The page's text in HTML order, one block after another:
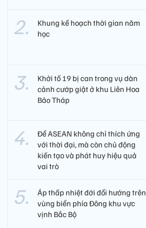
Khung kế hoạch thời gian năm
học
Khởi tố 19 bị can trong vụ dàn
cảnh cướp giật ở khu Liên Hoa
Bảo Tháp
Để ASEAN không chỉ thích ứng
với thời đại, mà còn chủ động
kiến tạo và phát huy hiệu quả
vai trò
Áp thấp nhiệt đới đổi hướng trên
vùng biển phía Đông khu vực
vịnh Bắc Bộ